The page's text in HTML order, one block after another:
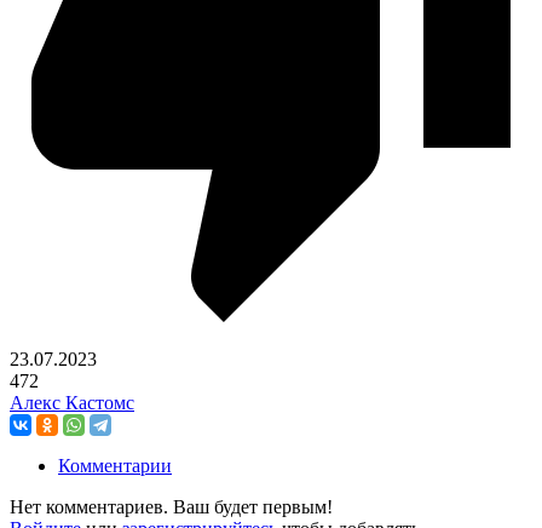
23.07.2023
472
Алекс Кастомс
Комментарии
Нет комментариев. Ваш будет первым!